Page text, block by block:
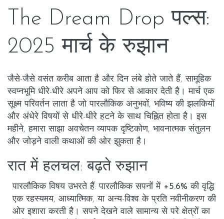
The Dream Drop पल्स:
2025 मार्च के रुझान
जैसे-जैसे वसंत करीब आता है और दिन लंबे होते जाते हैं, सामूहिक
स्वप्नभूमि धीरे-धीरे अपने आप को फिर से आकार देती है। मार्च एक
सूक्ष्म परिवर्तन लाता है जो पारलौकिक अनुभवों, भविष्य की झलकियों
और अंधेरे विषयों से धीरे-धीरे हटने के साथ चिह्नित होता है। इस
महीने, हमारा साझा अवचेतन व्यापक दृष्टिकोण, भावनात्मक संतुलन
और जोड़ने वाली कथाओं की ओर झुकता है।
रात में हलचल: बढ़ते रुझान
पारलौकिक विषय उभरते हैं: पारलौकिक सपनों में +5.6% की वृद्धि
एक रहस्यमय, आध्यात्मिक, या अन्य-विश्व के प्रति नवीनीकरण की
ओर इशारा करती है। सपने देखने वाले सामान्य से परे क्षेत्रों का